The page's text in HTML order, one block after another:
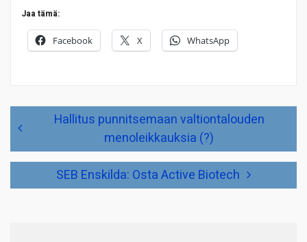
Jaa tämä:
Facebook X WhatsApp
Artikkelien
selaus
Hallitus punnitsemaan valtiontalouden
menoleikkauksia (?)
SEB Enskilda: Osta Active Biotech